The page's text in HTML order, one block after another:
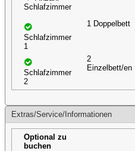
Schlafzimmer
Schlafzimmer
1
1 Doppelbett
Schlafzimmer
2
2
Einzelbett/en
Extras/Service/Informationen
Optional zu
buchen